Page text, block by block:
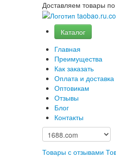
Доставляем товары
Каталог
Главная
Преимущества
Как заказать
Оплата и доставка
Оптовикам
Отзывы
Блог
Контакты
Товары с отзывами